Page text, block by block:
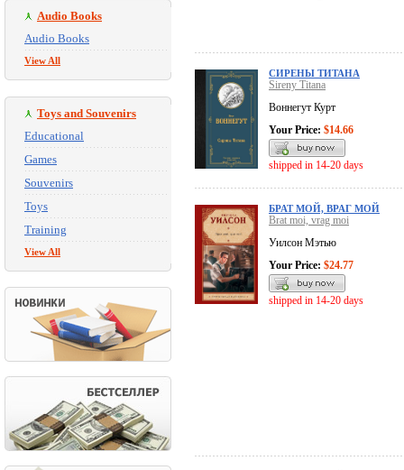
Audio Books
Audio Books
View All
Toys and Souvenirs
Educational
Games
Souvenirs
Toys
Training
View All
СИРЕНЫ ТИТАНА
Sireny Titana
Воннегут Курт
Your Price: $14.66
shipped in 14-20 days
БРАТ МОЙ, ВРАГ МОЙ
Brat moi, vrag moi
Уилсон Мэтью
Your Price: $24.77
shipped in 14-20 days